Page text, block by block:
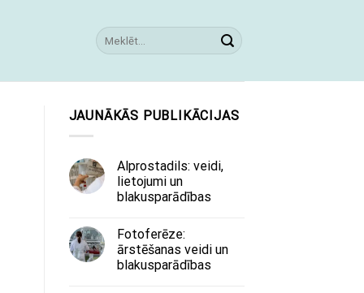
JAUNĀKĀS PUBLIKĀCIJAS
Alprostadils: veidi,
lietojumi un
blakusparādības
Fotoferēze:
ārstēšanas veidi un
blakusparādības